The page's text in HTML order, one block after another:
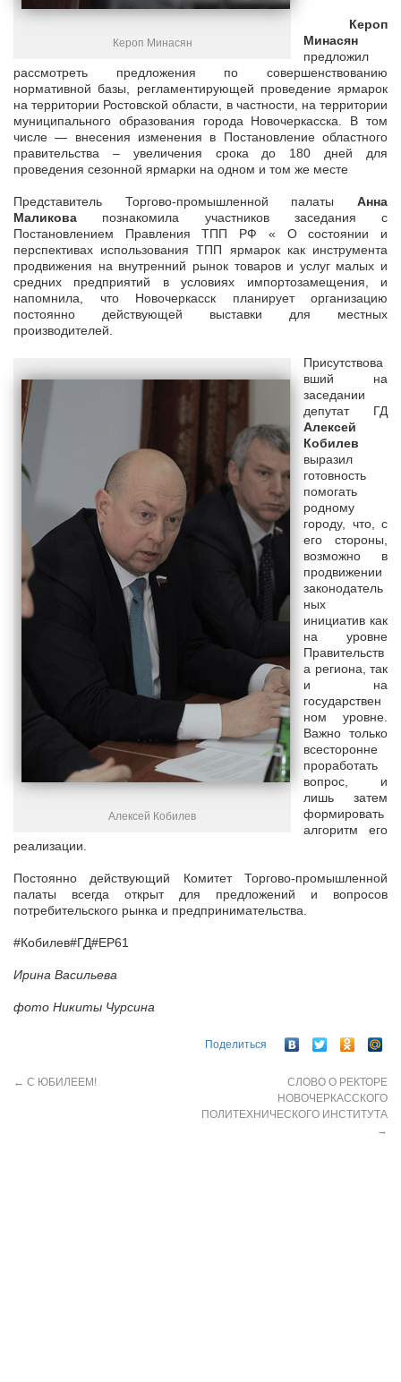
Кероп Минасян
Кероп
Минасян
предложил
рассмотреть предложения по совершенствованию
нормативной базы, регламентирующей проведение ярмарок
на территории Ростовской области, в частности, на территории
муниципального образования города Новочеркасска. В том
числе — внесения изменения в Постановление областного
правительства – увеличения срока до 180 дней для
проведения сезонной ярмарки на одном и том же месте
Представитель Торгово-промышленной палаты Анна
Маликова познакомила участников заседания с
Постановлением Правления ТПП РФ « О состоянии и
перспективах использования ТПП ярмарок как инструмента
продвижения на внутренний рынок товаров и услуг малых и
средних предприятий в условиях импортозамещения, и
напомнила, что Новочеркасск планирует организацию
постоянно действующей выставки для местных
производителей.
Алексей Кобилев
Присутствова
вший на
заседании
депутат ГД
Алексей
Кобилев
выразил
готовность
помогать
родному
городу, что, с
его стороны,
возможно в
продвижении
законодатель
ных
инициатив как
на уровне
Правительств
а региона, так
и на
государствен
ном уровне.
Важно только
всесторонне
проработать
вопрос, и
лишь затем
формировать
алгоритм его
реализации.
Постоянно действующий Комитет Торгово-промышленной
палаты всегда открыт для предложений и вопросов
потребительского рынка и предпринимательства.
#Кобилев#ГД#ЕР61
Ирина Васильева
фото Никиты Чурсина
Поделиться
← С ЮБИЛЕЕМ!
СЛОВО О РЕКТОРЕ
НОВОЧЕРКАССКОГО
ПОЛИТЕХНИЧЕСКОГО ИНСТИТУТА
→